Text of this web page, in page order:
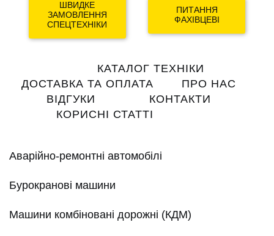
ШВИДКЕ
ЗАМОВЛЕННЯ
СПЕЦТЕХНІКИ
ПИТАННЯ
ФАХІВЦЕВІ
navigation
КАТАЛОГ ТЕХНІКИ
ДОСТАВКА ТА ОПЛАТА
ПРО НАС
ВІДГУКИ
КОНТАКТИ
КОРИСНІ СТАТТІ
Аварійно-ремонтні автомобілі
Бурокранові машини
Машини комбіновані дорожні (КДМ)